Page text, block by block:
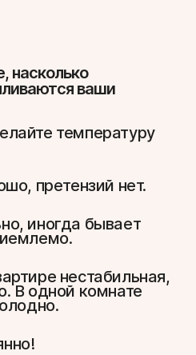
насколько
ваши
температуру
претензий нет.
иногда бывает
нестабильная,
В одной комнате